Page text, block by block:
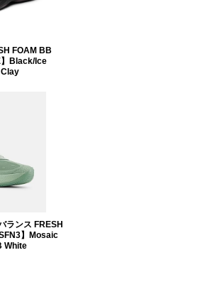
FOAM BB
Black/Ice
ランス FRESH
】Mosaic
White